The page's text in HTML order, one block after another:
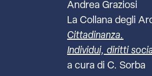
Andrea Graziosi
La Collana degli
Cittadinanza.
Individui, diritti
a cura di C. Sorba